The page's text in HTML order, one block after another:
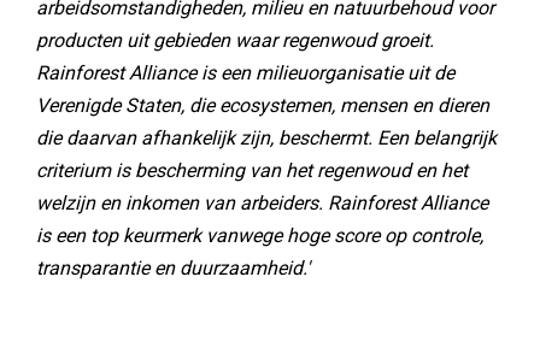
arbeidsomstandigheden, milieu en natuurbehoud voor
producten uit gebieden waar regenwoud groeit.
Rainforest Alliance is een milieuorganisatie uit de
Verenigde Staten, die ecosystemen, mensen en dieren
die daarvan afhankelijk zijn, beschermt. Een belangrijk
criterium is bescherming van het regenwoud en het
welzijn en inkomen van arbeiders. Rainforest Alliance
is een top keurmerk vanwege hoge score op controle,
transparantie en duurzaamheid.'